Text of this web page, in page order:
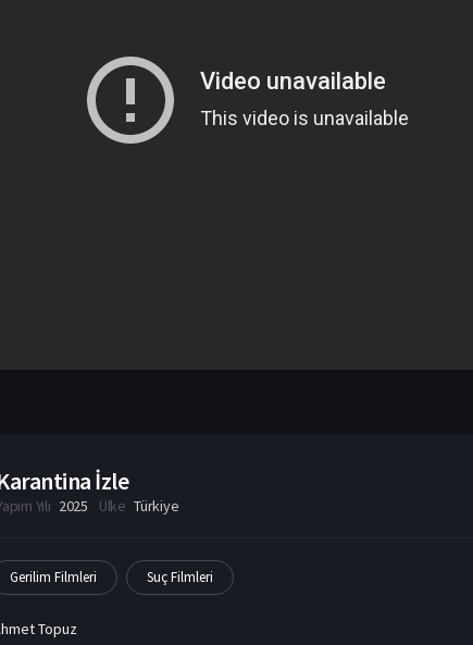
İzle
Yılı 2025 Ülke Türkiye
Gerilim Filmleri Suç Filmleri
Topuz